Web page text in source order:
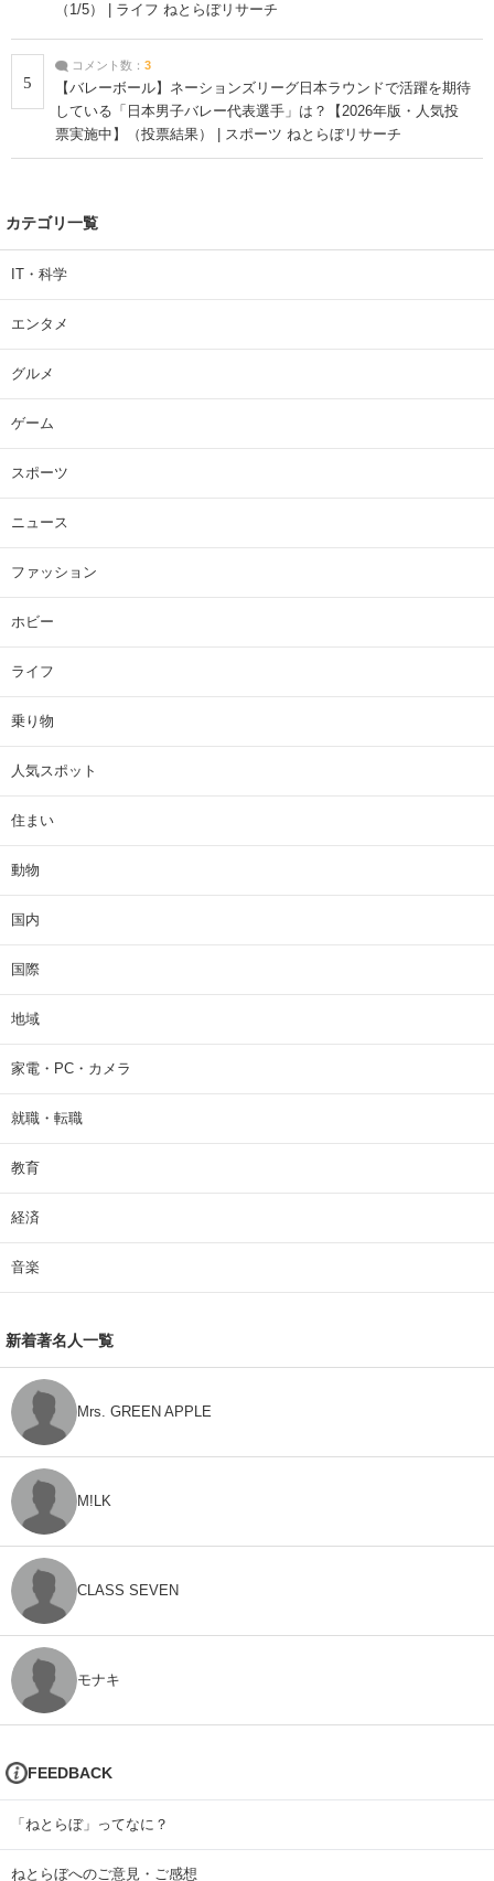
（1/5） | ライフ ねとらぼリサーチ
5
コメント数： 3
【バレーボール】ネーションズリーグ日本ラウンドで活躍を期待
している「日本男子バレー代表選手」は？【2026年版・人気投
票実施中】（投票結果） | スポーツ ねとらぼリサーチ
カテゴリ一覧
IT・科学
エンタメ
グルメ
ゲーム
スポーツ
ニュース
ファッション
ホビー
ライフ
乗り物
人気スポット
住まい
動物
国内
国際
地域
家電・PC・カメラ
就職・転職
教育
経済
音楽
新着著名人一覧
Mrs. GREEN APPLE
M!LK
CLASS SEVEN
モナキ
FEEDBACK
「ねとらぼ」ってなに？
ねとらぼへのご意見・ご感想